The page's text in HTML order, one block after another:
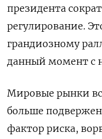
президента
регулирование.
грандиозному
данный момент с
Мировые рынки
больше
фактор риска,